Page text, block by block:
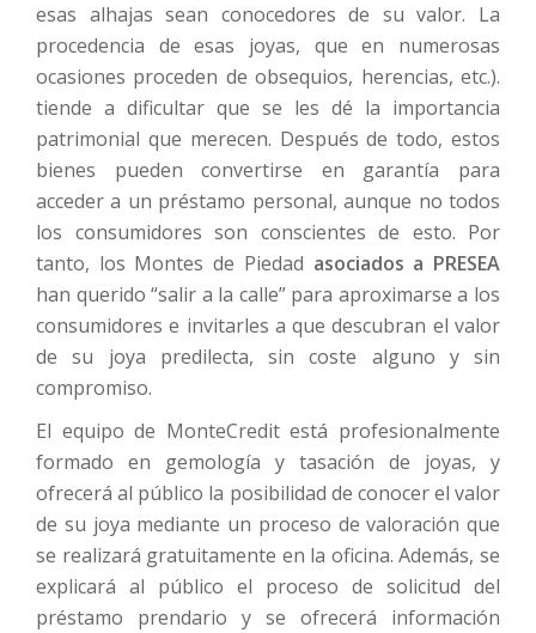
esas alhajas sean conocedores de su valor. La
procedencia de esas joyas, que en numerosas
ocasiones proceden de obsequios, herencias, etc.).
tiende a dificultar que se les dé la importancia
patrimonial que merecen. Después de todo, estos
bienes pueden convertirse en garantía para
acceder a un préstamo personal, aunque no todos
los consumidores son conscientes de esto. Por
tanto, los Montes de Piedad asociados a PRESEA
han querido “salir a la calle” para aproximarse a los
consumidores e invitarles a que descubran el valor
de su joya predilecta, sin coste alguno y sin
compromiso.
El equipo de MonteCredit está profesionalmente
formado en gemología y tasación de joyas, y
ofrecerá al público la posibilidad de conocer el valor
de su joya mediante un proceso de valoración que
se realizará gratuitamente en la oficina. Además, se
explicará al público el proceso de solicitud del
préstamo prendario y se ofrecerá información